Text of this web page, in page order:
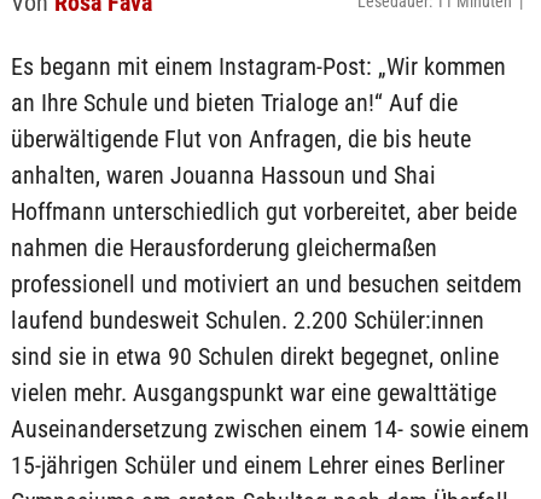
Es begann mit einem Instagram-Post: „Wir kommen
an Ihre Schule und bieten Trialoge an!“ Auf die
überwältigende Flut von Anfragen, die bis heute
anhalten, waren Jouanna Hassoun und Shai
Hoffmann unterschiedlich gut vorbereitet, aber beide
nahmen die Herausforderung gleichermaßen
professionell und motiviert an und besuchen seitdem
laufend bundesweit Schulen. 2.200 Schüler:innen
sind sie in etwa 90 Schulen direkt begegnet, online
vielen mehr. Ausgangspunkt war eine gewalttätige
Auseinandersetzung zwischen einem 14- sowie einem
15-jährigen Schüler und einem Lehrer eines Berliner